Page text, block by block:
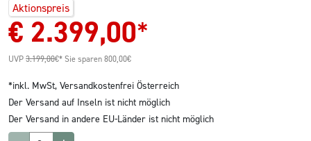
Aktionspreis
€ 2.399,00*
UVP 3.199,00€* Sie sparen 800,00€
*inkl. MwSt, Versandkostenfrei Österreich
Der Versand auf Inseln ist nicht möglich
Der Versand in andere EU-Länder ist nicht möglich